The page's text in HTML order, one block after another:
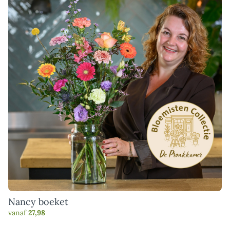
Nancy boeket
vanaf27,98